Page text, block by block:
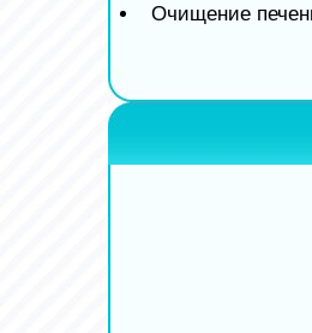
Очищение